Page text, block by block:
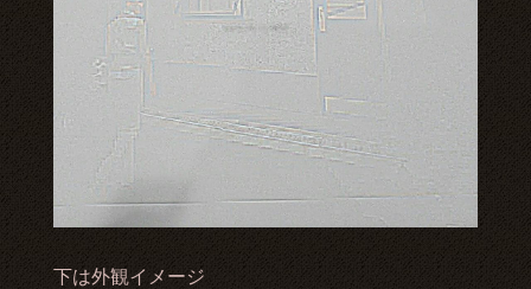
下は外観イメージ